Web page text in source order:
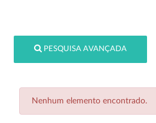
PESQUISA AVANÇADA
Nenhum elemento encontrado.